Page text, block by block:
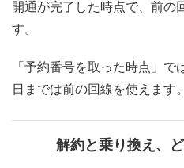
開通が完了した時点で、前の
す。
「予約番号を取った時点」
日までは前の回線を使えます。
解約と乗り換え、